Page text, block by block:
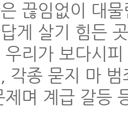
끊임없이 대
게 살기 힘든
우리가 보다시
각종 묻지 마
제며 계급 갈등